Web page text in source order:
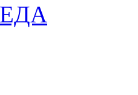
ЕДА